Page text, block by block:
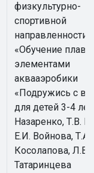
физкультурно-
спортивной
направленности
«Обучение
элементами
аквааэробики
«Подружись с
для детей 3-4
Назаренко, Т.В.
Е.И. Войнова, Т.А.
Косолапова, Л.В.
Татаринцева